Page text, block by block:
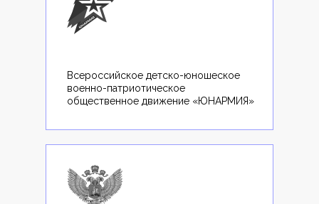
Всероссийское детско-юношеское
военно-патриотическое
общественное движение «ЮНАРМИЯ»